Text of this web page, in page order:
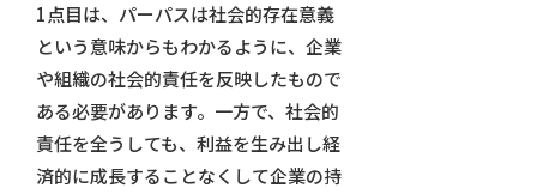
1点目は、パーパスは社会的存在意義
という意味からもわかるように、企業
や組織の社会的責任を反映したもので
ある必要があります。一方で、社会的
責任を全うしても、利益を生み出し経
済的に成長することなくして企業の持